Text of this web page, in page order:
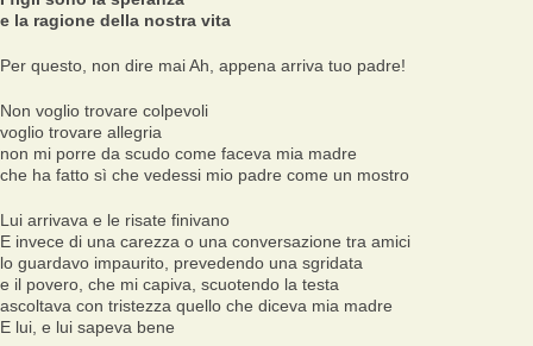
e la ragione della nostra vita
Per questo, non dire mai Ah, appena arriva tuo padre!
Non voglio trovare colpevoli
voglio trovare allegria
non mi porre da scudo come faceva mia madre
che ha fatto sì che vedessi mio padre come un mostro
Lui arrivava e le risate finivano
E invece di una carezza o una conversazione tra amici
lo guardavo impaurito, prevedendo una sgridata
e il povero, che mi capiva, scuotendo la testa
ascoltava con tristezza quello che diceva mia madre
E lui, e lui sapeva bene